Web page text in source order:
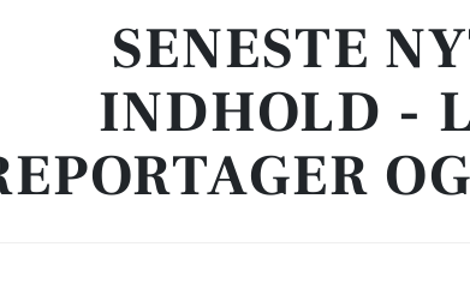
SENESTE
INDHOLD -